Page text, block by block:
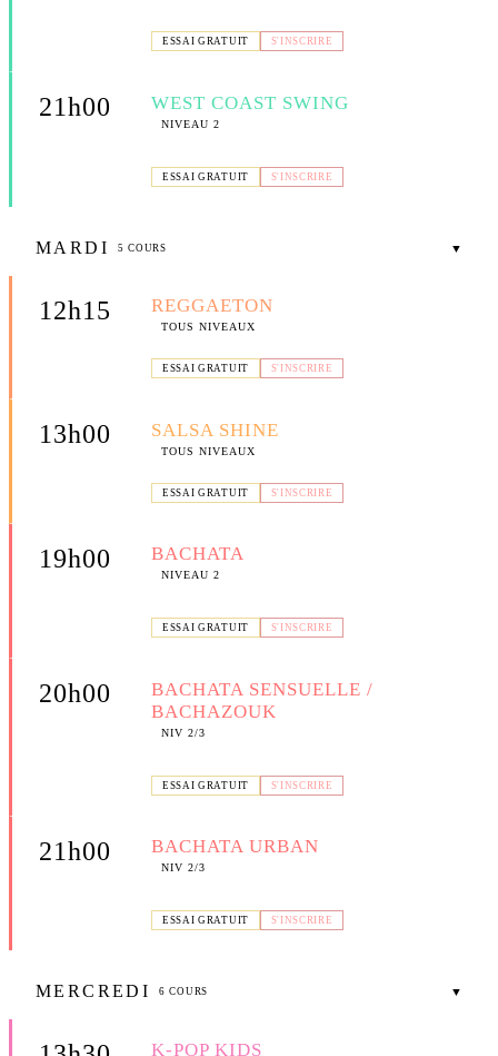
ESSAI GRATUIT S'INSCRIRE
21h00 WEST COAST SWING
NIVEAU 2
ESSAI GRATUIT S'INSCRIRE
MARDI 5 COURS ▼
12h15 REGGAETON
TOUS NIVEAUX
ESSAI GRATUIT S'INSCRIRE
13h00 SALSA SHINE
TOUS NIVEAUX
ESSAI GRATUIT S'INSCRIRE
19h00 BACHATA
NIVEAU 2
ESSAI GRATUIT S'INSCRIRE
20h00
BACHATA SENSUELLE /
BACHAZOUK
NIV 2/3
ESSAI GRATUIT S'INSCRIRE
21h00 BACHATA URBAN
NIV 2/3
ESSAI GRATUIT S'INSCRIRE
MERCREDI 6 COURS ▼
K-POP KIDS